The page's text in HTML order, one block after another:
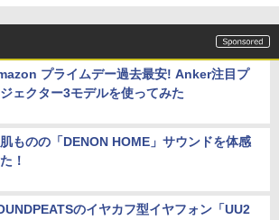
プライムデー過去最安! Anker注目プ
ェクター3モデルを使ってみた
ものの「DENON HOME」サウンドを体感
！
のイヤカフ型イヤフォン「UU2